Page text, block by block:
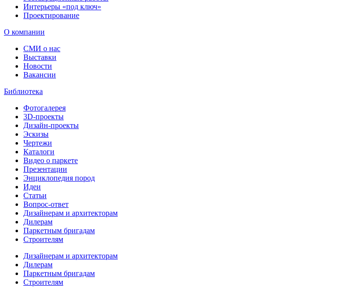
Интерьеры «под ключ»
Проектирование
О компании
СМИ о нас
Выставки
Новости
Вакансии
Библиотека
Фотогалерея
3D-проекты
Дизайн-проекты
Эскизы
Чертежи
Каталоги
Видео о паркете
Презентации
Энциклопедия пород
Идеи
Статьи
Вопрос-ответ
Дизайнерам и архитекторам
Дилерам
Паркетным бригадам
Строителям
Дизайнерам и архитекторам
Дилерам
Паркетным бригадам
Строителям